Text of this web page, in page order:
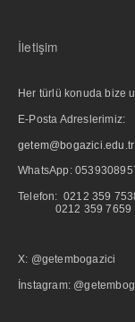
İletişim
Her türlü konuda bize
E-Posta Adreslerimiz:
getem@bogazici.edu.tr
WhatsApp:
Telefon: 0212 359
0212 359 7659
X: @getembogazici
İnstagram: